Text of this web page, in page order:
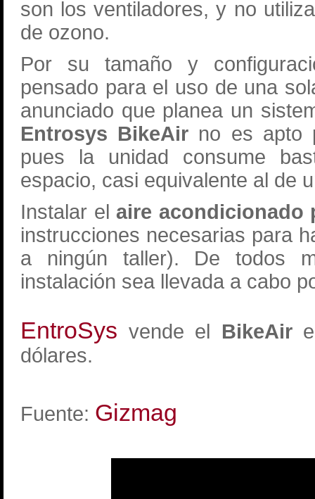
son los ventiladores, y no
de ozono.
Por su tamaño y
pensado para el uso de una
anunciado que planea un
Entrosys BikeAir no es apto
pues la unidad consume
espacio, casi equivalente al de
Instalar el aire acondicionado
instrucciones necesarias para
a ningún taller). De todos
instalación sea llevada a cabo
EntroSys vende el BikeAir
dólares.
Fuente: Gizmag